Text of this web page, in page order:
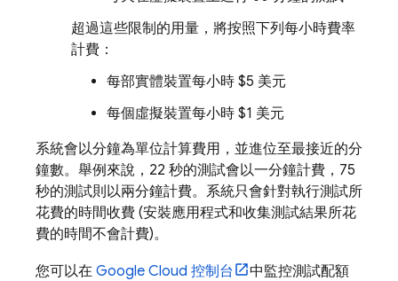
超過這些限制的用量，將按照下列每小時費率
計費：
每部實體裝置每小時 $5 美元
每個虛擬裝置每小時 $1 美元
系統會以分鐘為單位計算費用，並進位至最接近的分
鐘數。舉例來說，22 秒的測試會以一分鐘計費，75
秒的測試則以兩分鐘計費。系統只會針對執行測試所
花費的時間收費 (安裝應用程式和收集測試結果所花
費的時間不會計費)。
您可以在 Google Cloud 控制台
中監控測試配額